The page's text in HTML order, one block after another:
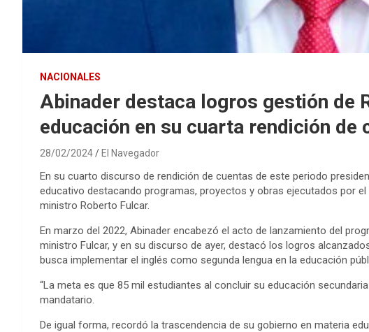
NACIONALES
Abinader destaca logros gestión de
educación en su cuarta rendición de
28/02/2024 El Navegador
En su cuarto discurso de rendición de cuentas de este periodo
educativo destacando programas, proyectos y obras ejecutados por
ministro Roberto Fulcar.
En marzo del 2022, Abinader encabezó el acto de lanzamiento del
ministro Fulcar, y en su discurso de ayer, destacó los logros
busca implementar el inglés como segunda lengua en la educación
“La meta es que 85 mil estudiantes al concluir su educación
mandatario.
De igual forma, recordó la trascendencia de su gobierno en materia